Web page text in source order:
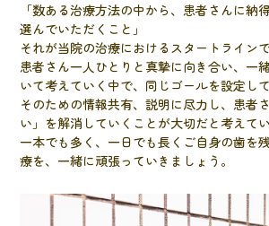
「数ある治療方法の中から、患者さんに納
選んでいただくこと」
それが当院の治療におけるスタートラインで
患者さん一人ひとりと真摯に向き合い、一
いて考えていく中で、同じゴールを設定して
そのための情報共有、説明に尽力し、患者
い」を解消していくことが大切だと考えてい
一本でも多く、一日でも長くご自身の歯を
療を、一緒に頑張っていきましょう。